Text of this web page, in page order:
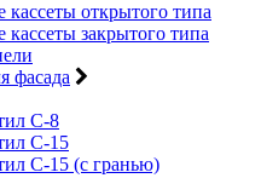
кассеты открытого типа
закрытого типа
фасада
С-8
С-15
С-15 (с гранью)